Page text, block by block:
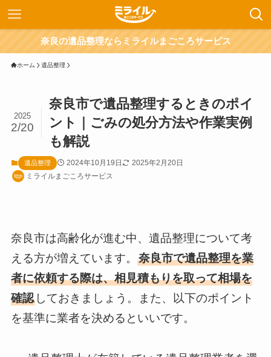
奈良の遺品整理ならミライルまごころサービス
ホーム 遺品整理
奈良市で遺品整理するときのポイ
ント｜ごみの処分方法や作業実例
も解説
2025
2/20
遺品整理 2024年10月19日
2025年2月20日
ミライルまごころサービス
奈良市は高齢化が進む中、遺品整理について考
える方が増えています。 奈良市で遺品整理を業
者に依頼する際は、相見積もりを取って相場を
確認しておきましょう。また、以下のポイント
を基準に業者を決めるといいです。